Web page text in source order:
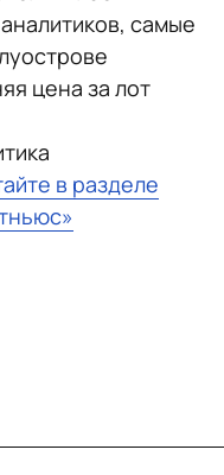
самые
цена за лот
в разделе